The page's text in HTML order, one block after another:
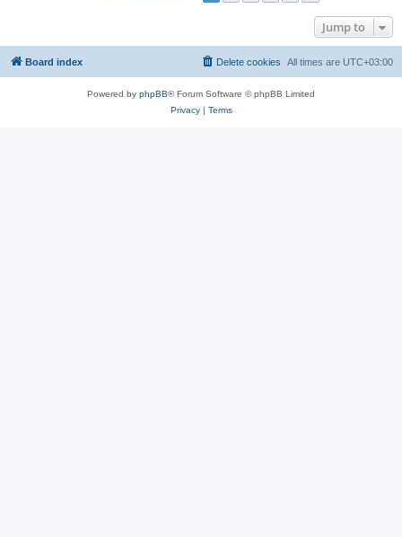
Jump to
Board index All times are UTC+03:00
Delete cookies
Powered by phpBB® Forum Software © phpBB Limited
Privacy| Terms